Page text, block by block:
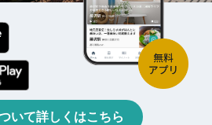
いて詳しくはこちら